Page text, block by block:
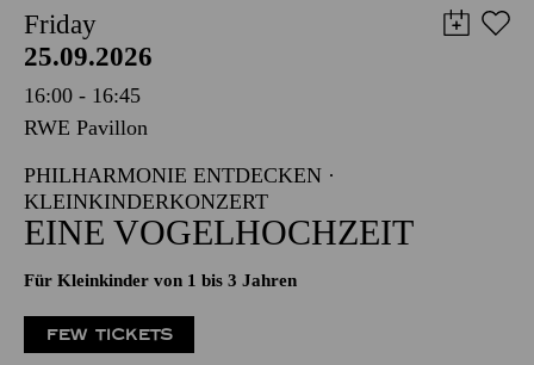
Friday
25.09.2026
16:00 - 16:45
RWE Pavillon
PHILHARMONIE ENTDECKEN ·
KLEINKINDERKONZERT
EINE VOGELHOCHZEIT
Für Kleinkinder von 1 bis 3 Jahren
FEW TICKETS